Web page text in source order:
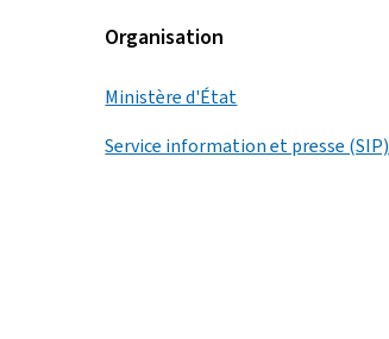
Organisation
Ministère d'État
Service information et presse (SIP)